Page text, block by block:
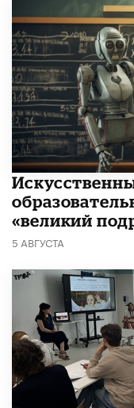
«великий
5 АВГУСТА